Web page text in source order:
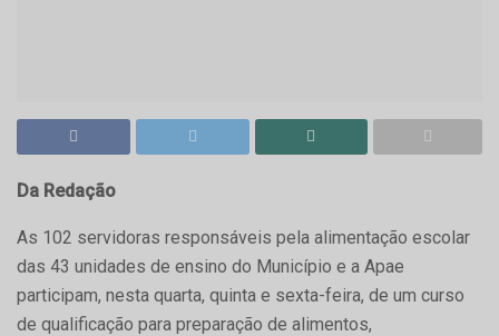
Da Redação
As 102 servidoras responsáveis pela alimentação escolar
das 43 unidades de ensino do Município e a Apae
participam, nesta quarta, quinta e sexta-feira, de um curso
de qualificação para preparação de alimentos,